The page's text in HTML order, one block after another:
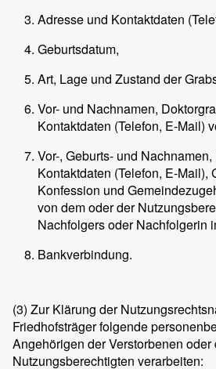
Adresse und Kontaktdaten
Geburtsdatum,
Art, Lage und Zustand der
Vor- und Nachnamen,
Kontaktdaten (Telefon, E-Mail)
Vor-, Geburts- und
Kontaktdaten (Telefon, E-Mail),
Konfession und
von dem oder der
Nachfolgers oder Nachfolgerin
Bankverbindung.
(3) Zur Klärung der
Friedhofsträger folgende
Angehörigen der Verstorbenen oder
Nutzungsberechtigten verarbeiten: